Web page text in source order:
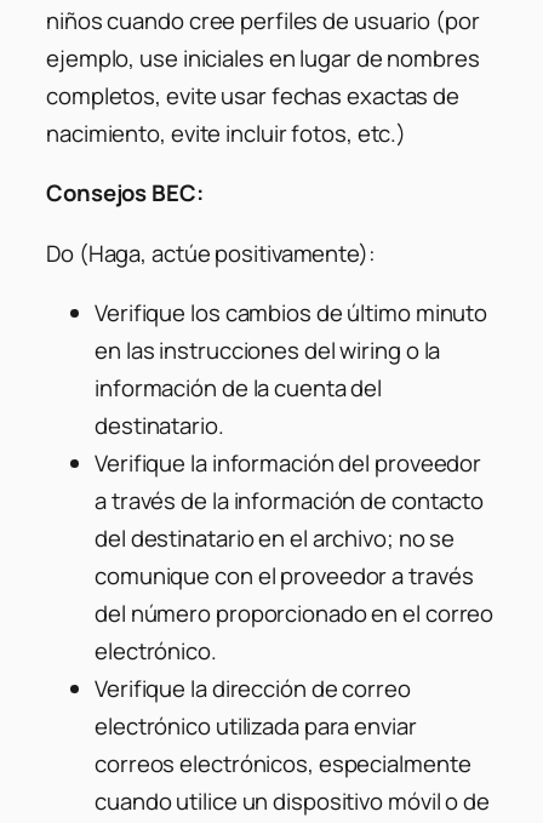
niños cuando cree perfiles de usuario (por
ejemplo, use iniciales en lugar de nombres
completos, evite usar fechas exactas de
nacimiento, evite incluir fotos, etc.)
Consejos BEC:
Do (Haga, actúe positivamente):
Verifique los cambios de último minuto
en las instrucciones del wiring o la
información de la cuenta del
destinatario.
Verifique la información del proveedor
a través de la información de contacto
del destinatario en el archivo; no se
comunique con el proveedor a través
del número proporcionado en el correo
electrónico.
Verifique la dirección de correo
electrónico utilizada para enviar
correos electrónicos, especialmente
cuando utilice un dispositivo móvil o de